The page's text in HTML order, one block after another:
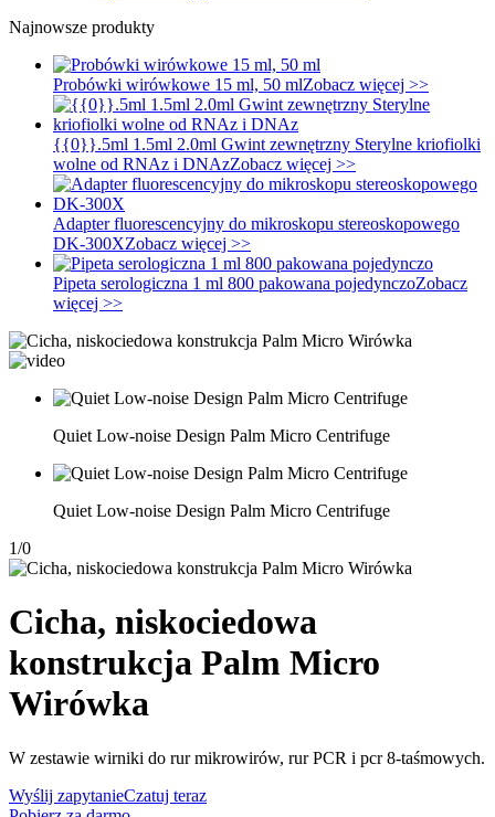
Najnowsze produkty
Probówki wirówkowe 15 ml, 50 mlZobacz więcej >>
{{0}}.5ml 1.5ml 2.0ml Gwint zewnętrzny Sterylne kriofiolki
wolne od RNAz i DNAzZobacz więcej >>
Adapter fluorescencyjny do mikroskopu stereoskopowego
DK-300XZobacz więcej >>
Pipeta serologiczna 1 ml 800 pakowana pojedynczoZobacz
więcej >>
Quiet Low-noise Design Palm Micro Centrifuge
Quiet Low-noise Design Palm Micro Centrifuge
1/0
Cicha, niskociedowa
konstrukcja Palm Micro
Wirówka
W zestawie wirniki do rur mikrowirów, rur PCR i pcr 8-taśmowych.
Wyślij zapytanieCzatuj teraz